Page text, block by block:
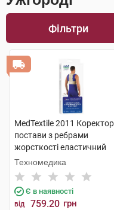
Фільтри
MedTextile 2011 Коректор
постави з ребрами
жорсткості еластичний
розмір L 1 шт
Техномедика
Є в наявності
від 759.20 грн